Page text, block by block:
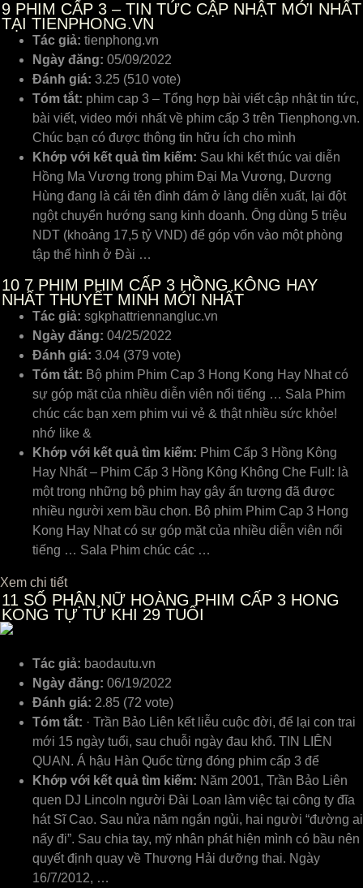
9 PHIM CẤP 3 – TIN TỨC CẬP NHẬT MỚI NHẤT
TẠI TIENPHONG.VN
Tác giả: tienphong.vn
Ngày đăng: 05/09/2022
Đánh giá: 3.25 (510 vote)
Tóm tắt: phim cap 3 – Tổng hợp bài viết cập nhật tin tức,
bài viết, video mới nhất về phim cấp 3 trên Tienphong.vn.
Chúc bạn có được thông tin hữu ích cho mình
Khớp với kết quả tìm kiếm: Sau khi kết thúc vai diễn
Hồng Ma Vương trong phim Đại Ma Vương, Dương
Hùng đang là cái tên đình đám ở làng diễn xuất, lại đột
ngột chuyển hướng sang kinh doanh. Ông dùng 5 triệu
NDT (khoảng 17,5 tỷ VND) để góp vốn vào một phòng
tập thể hình ở Đài …
10 7 PHIM PHIM CẤP 3 HỒNG KÔNG HAY
NHẤT THUYẾT MINH MỚI NHẤT
Tác giả: sgkphattriennangluc.vn
Ngày đăng: 04/25/2022
Đánh giá: 3.04 (379 vote)
Tóm tắt: Bộ phim Phim Cap 3 Hong Kong Hay Nhat có
sự góp mặt của nhiều diễn viên nổi tiếng … Sala Phim
chúc các bạn xem phim vui vẻ & thật nhiều sức khỏe!
nhớ like &
Khớp với kết quả tìm kiếm: Phim Cấp 3 Hồng Kông
Hay Nhất – Phim Cấp 3 Hồng Kông Không Che Full: là
một trong những bộ phim hay gây ấn tượng đã được
nhiều người xem bầu chọn. Bộ phim Phim Cap 3 Hong
Kong Hay Nhat có sự góp mặt của nhiều diễn viên nổi
tiếng … Sala Phim chúc các …
Xem chi tiết
11 SỐ PHẬN NỮ HOÀNG PHIM CẤP 3 HONG
KONG TỰ TỬ KHI 29 TUỔI
Tác giả: baodautu.vn
Ngày đăng: 06/19/2022
Đánh giá: 2.85 (72 vote)
Tóm tắt: · Trần Bảo Liên kết liễu cuộc đời, để lại con trai
mới 15 ngày tuổi, sau chuỗi ngày đau khổ. TIN LIÊN
QUAN. Á hậu Hàn Quốc từng đóng phim cấp 3 để
Khớp với kết quả tìm kiếm: Năm 2001, Trần Bảo Liên
quen DJ Lincoln người Đài Loan làm việc tại công ty đĩa
hát Sĩ Cao. Sau nửa năm ngắn ngủi, hai người “đường ai
nấy đi”. Sau chia tay, mỹ nhân phát hiện mình có bầu nên
quyết định quay về Thượng Hải dưỡng thai. Ngày
16/7/2012, …